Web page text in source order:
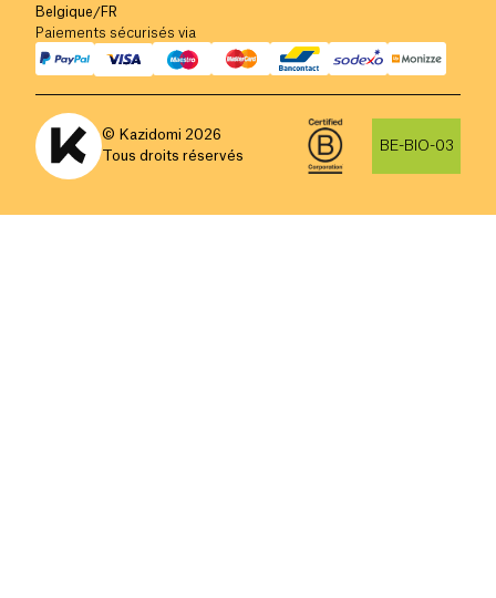
Belgique/FR
Paiements sécurisés via
© Kazidomi 2026
Tous droits réservés
BE-BIO-03